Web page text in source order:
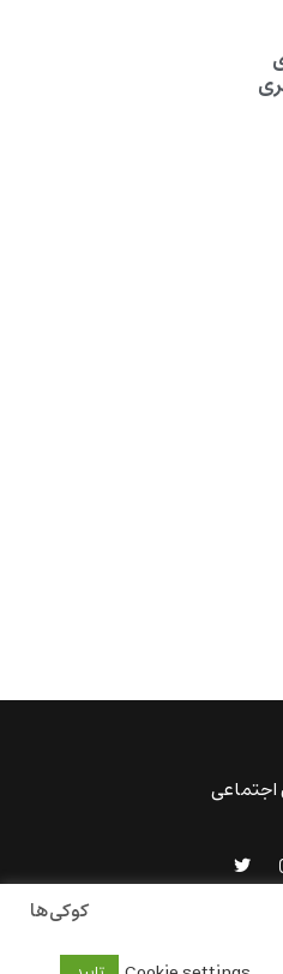
کوکی‌ها